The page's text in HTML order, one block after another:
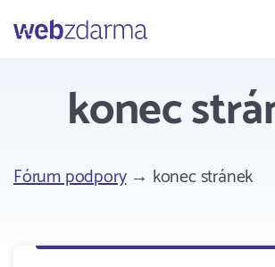
Webzdarma
konec
Fórum podpory→ konec stránek